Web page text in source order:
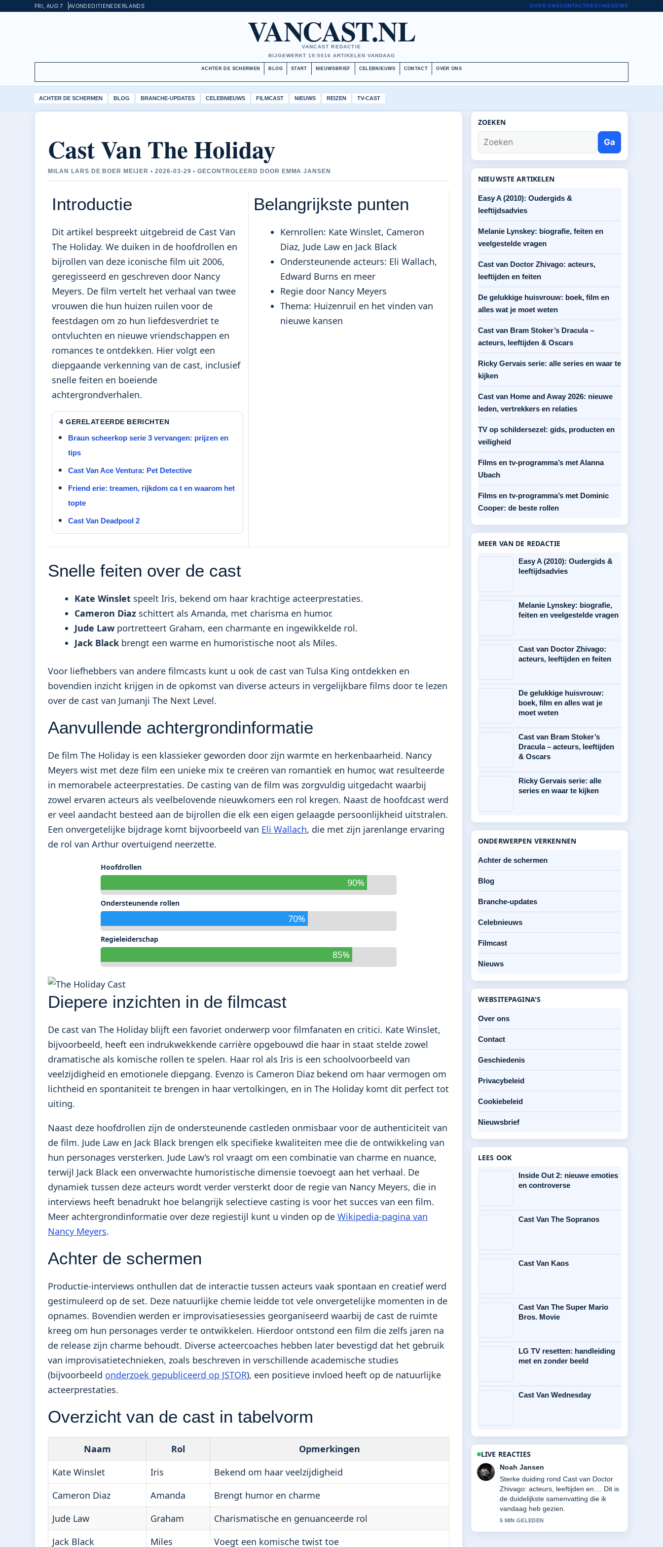
FRI, AUG 7 AVONDEDITIENEDERLANDS OVER ONSCONTACTGESCHIEDENIS
VANCAST.NL
VANCAST REDACTIE
BIJGEWERKT 19:5016 ARTIKELEN VANDAAG
ACHTER DE SCHERMEN BLOG START NIEUWSBRIEF CELEBNIEUWS CONTACT OVER ONS
ACHTER DE SCHERMEN BLOG BRANCHE-UPDATES CELEBNIEUWS FILMCAST NIEUWS REIZEN TV-CAST
Cast Van The Holiday
MILAN LARS DE BOER MEIJER • 2026-03-29 • GECONTROLEERD DOOR EMMA JANSEN
Introductie
Dit artikel bespreekt uitgebreid de Cast Van
The Holiday. We duiken in de hoofdrollen en
bijrollen van deze iconische film uit 2006,
geregisseerd en geschreven door Nancy
Meyers. De film vertelt het verhaal van twee
vrouwen die hun huizen ruilen voor de
feestdagen om zo hun liefdesverdriet te
ontvluchten en nieuwe vriendschappen en
romances te ontdekken. Hier volgt een
diepgaande verkenning van de cast, inclusief
snelle feiten en boeiende
achtergrondverhalen.
4 GERELATEERDE BERICHTEN
Braun scheerkop serie 3 vervangen: prijzen en
tips
Cast Van Ace Ventura: Pet Detective
Friend erie: treamen, rijkdom ca t en waarom het
topte
Cast Van Deadpool 2
Belangrijkste punten
Kernrollen: Kate Winslet, Cameron
Diaz, Jude Law en Jack Black
Ondersteunende acteurs: Eli Wallach,
Edward Burns en meer
Regie door Nancy Meyers
Thema: Huizenruil en het vinden van
nieuwe kansen
Snelle feiten over de cast
Kate Winslet speelt Iris, bekend om haar krachtige acteerprestaties.
Cameron Diaz schittert als Amanda, met charisma en humor.
Jude Law portretteert Graham, een charmante en ingewikkelde rol.
Jack Black brengt een warme en humoristische noot als Miles.
Voor liefhebbers van andere filmcasts kunt u ook de cast van Tulsa King ontdekken en
bovendien inzicht krijgen in de opkomst van diverse acteurs in vergelijkbare films door te lezen
over de cast van Jumanji The Next Level.
Aanvullende achtergrondinformatie
De film The Holiday is een klassieker geworden door zijn warmte en herkenbaarheid. Nancy
Meyers wist met deze film een unieke mix te creëren van romantiek en humor, wat resulteerde
in memorabele acteerprestaties. De casting van de film was zorgvuldig uitgedacht waarbij
zowel ervaren acteurs als veelbelovende nieuwkomers een rol kregen. Naast de hoofdcast werd
er veel aandacht besteed aan de bijrollen die elk een eigen gelaagde persoonlijkheid uitstralen.
Een onvergetelijke bijdrage komt bijvoorbeeld van Eli Wallach, die met zijn jarenlange ervaring
de rol van Arthur overtuigend neerzette.
Hoofdrollen
90%
Ondersteunende rollen
70%
Regieleiderschap
85%
Diepere inzichten in de filmcast
De cast van The Holiday blijft een favoriet onderwerp voor filmfanaten en critici. Kate Winslet,
bijvoorbeeld, heeft een indrukwekkende carrière opgebouwd die haar in staat stelde zowel
dramatische als komische rollen te spelen. Haar rol als Iris is een schoolvoorbeeld van
veelzijdigheid en emotionele diepgang. Evenzo is Cameron Diaz bekend om haar vermogen om
lichtheid en spontaniteit te brengen in haar vertolkingen, en in The Holiday komt dit perfect tot
uiting.
Naast deze hoofdrollen zijn de ondersteunende castleden onmisbaar voor de authenticiteit van
de film. Jude Law en Jack Black brengen elk specifieke kwaliteiten mee die de ontwikkeling van
hun personages versterken. Jude Law’s rol vraagt om een combinatie van charme en nuance,
terwijl Jack Black een onverwachte humoristische dimensie toevoegt aan het verhaal. De
dynamiek tussen deze acteurs wordt verder versterkt door de regie van Nancy Meyers, die in
interviews heeft benadrukt hoe belangrijk selectieve casting is voor het succes van een film.
Meer achtergrondinformatie over deze regiestijl kunt u vinden op de Wikipedia-pagina van
Nancy Meyers.
Achter de schermen
Productie-interviews onthullen dat de interactie tussen acteurs vaak spontaan en creatief werd
gestimuleerd op de set. Deze natuurlijke chemie leidde tot vele onvergetelijke momenten in de
opnames. Bovendien werden er improvisatiesessies georganiseerd waarbij de cast de ruimte
kreeg om hun personages verder te ontwikkelen. Hierdoor ontstond een film die zelfs jaren na
de release zijn charme behoudt. Diverse acteercoaches hebben later bevestigd dat het gebruik
van improvisatietechnieken, zoals beschreven in verschillende academische studies
(bijvoorbeeld onderzoek gepubliceerd op JSTOR), een positieve invloed heeft op de natuurlijke
acteerprestaties.
Overzicht van de cast in tabelvorm
Naam Rol
Opmerkingen
Kate Winslet
Iris
Bekend om haar veelzijdigheid
Cameron Diaz
Amanda
Brengt humor en charme
Jude Law
Graham
Charismatische en genuanceerde rol
Jack Black
Miles Voegt een komische twist toe
ZOEKEN
Ga
NIEUWSTE ARTIKELEN
Easy A (2010): Oudergids &
leeftijdsadvies
Melanie Lynskey: biografie, feiten en
veelgestelde vragen
Cast van Doctor Zhivago: acteurs,
leeftijden en feiten
De gelukkige huisvrouw: boek, film en
alles wat je moet weten
Cast van Bram Stoker’s Dracula –
acteurs, leeftijden & Oscars
Ricky Gervais serie: alle series en waar te
kijken
Cast van Home and Away 2026: nieuwe
leden, vertrekkers en relaties
TV op schildersezel: gids, producten en
veiligheid
Films en tv-programma’s met Alanna
Ubach
Films en tv-programma’s met Dominic
Cooper: de beste rollen
MEER VAN DE REDACTIE
Easy A (2010): Oudergids &
leeftijdsadvies
Melanie Lynskey: biografie,
feiten en veelgestelde vragen
Cast van Doctor Zhivago:
acteurs, leeftijden en feiten
De gelukkige huisvrouw:
boek, film en alles wat je
moet weten
Cast van Bram Stoker’s
Dracula – acteurs, leeftijden
& Oscars
Ricky Gervais serie: alle
series en waar te kijken
ONDERWERPEN VERKENNEN
Achter de schermen
Blog
Branche-updates
Celebnieuws
Filmcast
Nieuws
WEBSITEPAGINA'S
Over ons
Contact
Geschiedenis
Privacybeleid
Cookiebeleid
Nieuwsbrief
LEES OOK
Inside Out 2: nieuwe emoties
en controverse
Cast Van The Sopranos
Cast Van Kaos
Cast Van The Super Mario
Bros. Movie
LG TV resetten: handleiding
met en zonder beeld
Cast Van Wednesday
LIVE REACTIES
Lotte de Boer
Volg Easy A (2010): Oudergids &#038;
leeftijdsadvies nauwlettend – waardeer
de rustige en evenwichtige toon.
7 MIN GELEDEN